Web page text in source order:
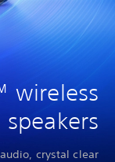
wireless
speakers
crystal clear